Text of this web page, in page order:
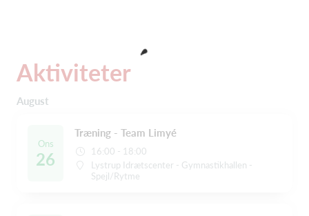
Aktiviteter
August
Ons
26
Træning - Team Limyé
16:00 - 18:00
Lystrup Idrætscenter - Gymnastikhallen -
Spejl/Rytme